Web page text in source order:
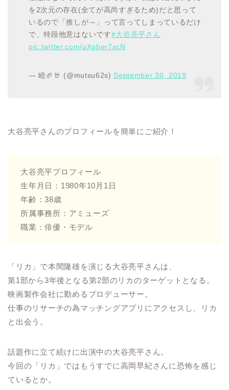
を2次元の存在(全てが高尚すぎるため)だと思って
いるので「推しが～」って言ってしまっているだけ
で、特段他意はないです#大谷亮平さん
pic.twitter.com/uXgber7xcN
— 睦🏈🤘 (@mutsu62s) September 30, 2019
大谷亮平さんのプロフィールを簡単にご紹介！
大谷亮平プロフィール
生年月日：1980年10月1日
年齢：38歳
所属事務所：アミューズ
職業：俳優・モデル
「リカ」で本間隆雄を演じる大谷亮平さんは、
第1部から3年後となる第2部のリカのターゲットとなる。
映画製作会社に勤めるプロデューサー。
仕事のリサーチの為マッチングアプリにアクセスし、リカ
と出会う。
話題作に立て続けに出演中の大谷亮平さん。
今回の「リカ」ではもうすでに高岡早紀さんに恐怖を感じ
ているとか。